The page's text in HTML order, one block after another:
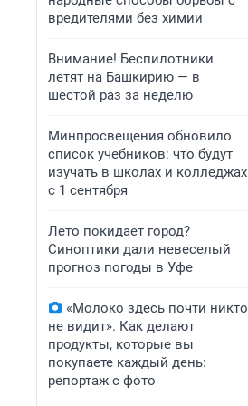
вредителями без химии
Внимание! Беспилотники
летят на Башкирию — в
шестой раз за неделю
Минпросвещения обновило
список учебников: что будут
изучать в школах и колледжах
с 1 сентября
Лето покидает город?
Синоптики дали невеселый
прогноз погоды в Уфе
«Молоко здесь почти никто
не видит». Как делают
продукты, которые вы
покупаете каждый день:
репортаж с фото